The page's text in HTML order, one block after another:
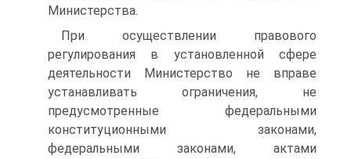
Министерства.
При осуществлении правового
регулирования в установленной сфере
деятельности Министерство не вправе
устанавливать ограничения, не
предусмотренные федеральными
конституционными законами,
федеральными законами, актами